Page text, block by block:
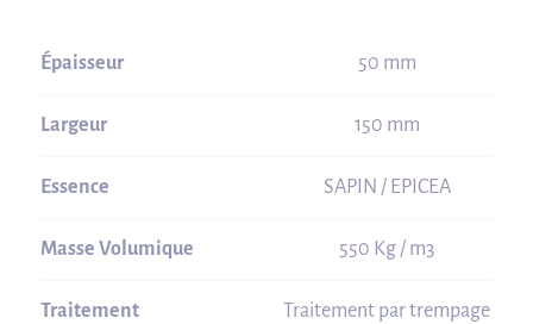
Épaisseur 50 mm
Largeur 150 mm
Essence SAPIN / EPICEA
Masse Volumique 550 Kg / m3
Traitement Traitement par trempage